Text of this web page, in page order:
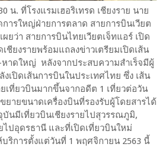
น. ที่โรงแรมเฮอริเทรด เชียงราย นาย
รใหญ่ฝ่ายการตลาด สายการบินเวียต
ยว่า สายการบินไทยเวียตเจ็ทแอร์ เปิด
ชียงรายพร้อมแถลงข่าวเตรียมเปิดเส้น
หาดใหญ่ หลังจากประสบความสำเร็จมีผู้
เปิดเส้นการบินในประเทศไทย ซึ่ง เส้น
ยเที่ยวบินมากขึ้นจากอดีต 1 เที่ยวต่อวัน
ยายขนาดเครื่องบินที่รองรับผู้โดยสารได้
บันมีเที่ยวบินเชียงรายไปสุวรรณภูมิ,
ไปอุดรธานี และที่เปิดเที่ยวบินใหม่
บริการตั้งแต่วันที่ 1 พฤศจิกายน 2563 นี้